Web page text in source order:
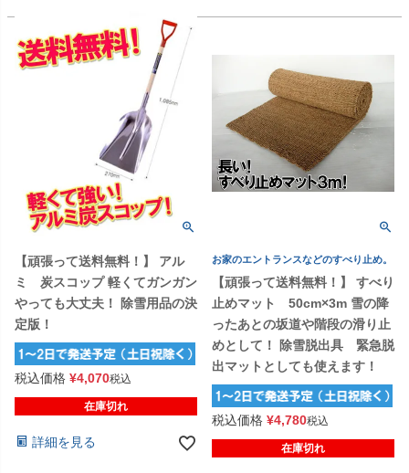
【頑張って送料無料！】 アル
ミ 炭スコップ 軽くてガンガン
やっても大丈夫！ 除雪用品の決
定版！
税込価格 ¥4,070税込
在庫切れ
詳細を見る
お家のエントランスなどのすべり止め。
【頑張って送料無料！】 すべり
止めマット 50cm×3m 雪の降
ったあとの坂道や階段の滑り止
めとして！ 除雪脱出具 緊急脱
出マットとしても使えます！
税込価格 ¥4,780税込
在庫切れ